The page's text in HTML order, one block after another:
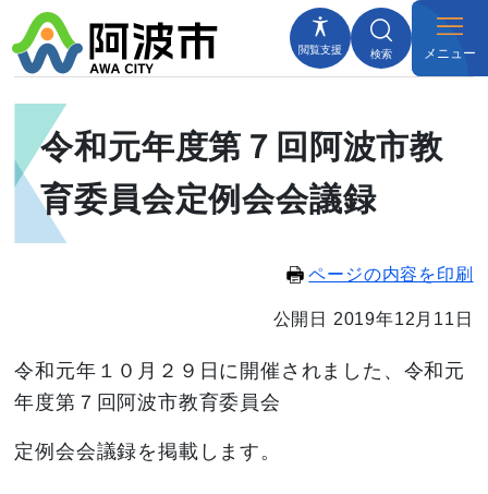
閲覧支援 検索 メニュー
令和元年度第７回阿波市教
育委員会定例会会議録
ページの内容を印刷
公開日 2019年12月11日
令和元年１０月２９日に開催されました、令和元
年度第７回阿波市教育委員会
定例会会議録を掲載します。